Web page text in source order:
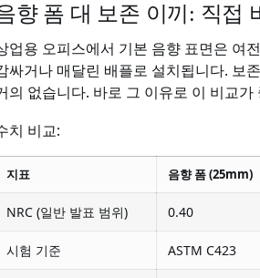
향 폼 대 보존 이끼: 직접
업용 오피스에서 기본 음향 표면은 여
싸거나 매달린 배플로 설치됩니다. 보
의 없습니다. 바로 그 이유로 이 비교가
치 비교:
지표 음향 폼 (25mm)
NRC (일반 발표 범위) 0.40
시험 기준 ASTM C423